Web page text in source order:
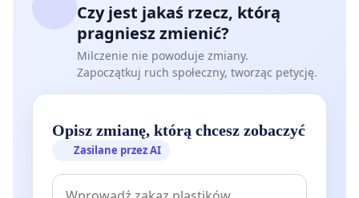
Czy jest jakaś rzecz, którą
pragniesz zmienić?
Milczenie nie powoduje zmiany.
Zapoczątkuj ruch społeczny, tworząc petycję.
Opisz zmianę, którą chcesz zobaczyć
Zasilane przez AI